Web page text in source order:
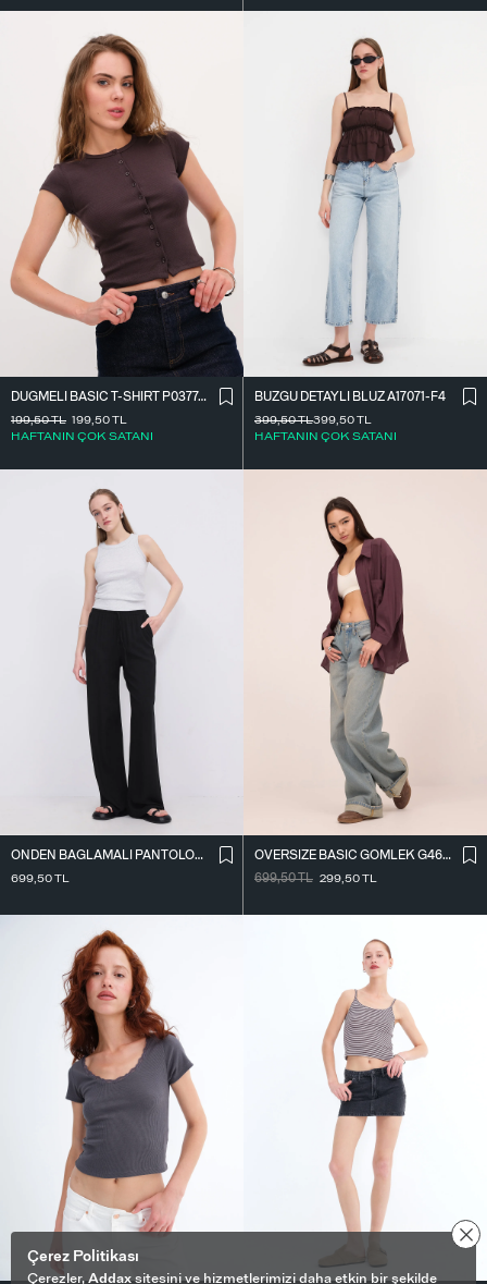
DÜĞMELI BASIC T-SHIRT P0377-K12
199,50TL
HAFTANIN ÇOK SATANI
199,50TL
BÜZGÜ DETAYLI BLUZ A17071-F4
399,50TL
HAFTANIN ÇOK SATANI
399,50TL
ÖNDEN BAĞLAMALI PANTOLON PN16791-W12
699,50TL
OVERSIZE BASIC GÖMLEK G4612-Z2
699,50TL 299,50TL
Çerez Politikası
Çerezler,Addaxsitesini ve hizmetlerimizi daha etkin bir şekilde